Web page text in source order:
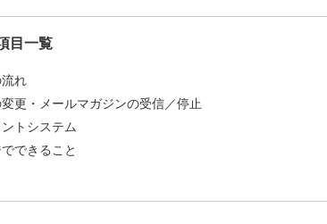
目一覧
れ
更・メールマガジンの受信／停止
トシステム
できること